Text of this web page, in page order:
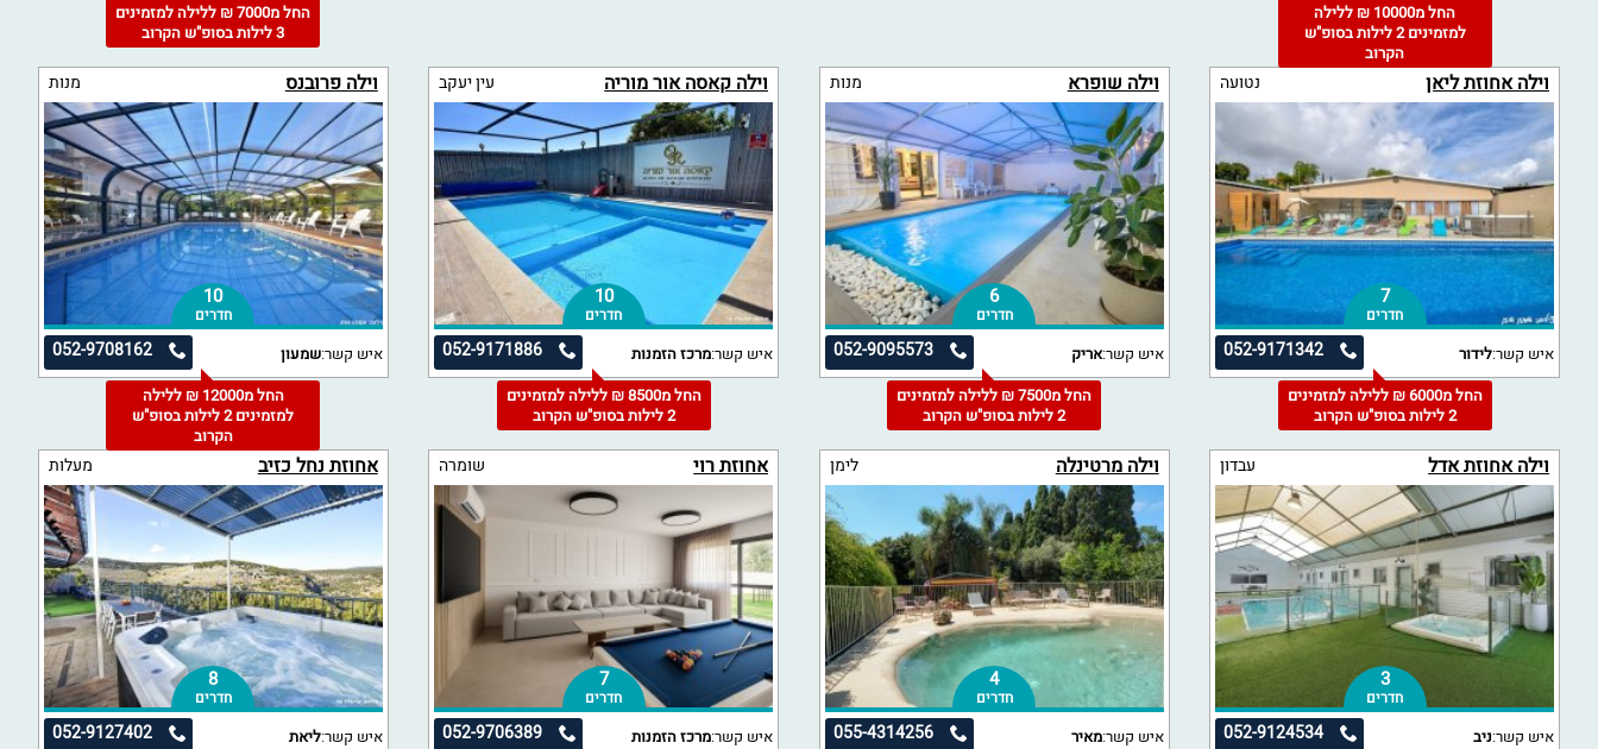
החל מ10000 ₪ ללילה
למזמינים 2 לילות בסופ"ש
הקרוב
החל מ7000 ₪ ללילה למזמינים
3 לילות בסופ"ש הקרוב
וילה אחוזת ליאן נטועה
7
חדרים
052-9171342 איש קשר:לידור
החל מ6000 ₪ ללילה למזמינים
2 לילות בסופ"ש הקרוב
וילה שופרא מנות
6
חדרים
052-9095573 איש קשר:אריק
החל מ7500 ₪ ללילה למזמינים
2 לילות בסופ"ש הקרוב
וילה קאסה אור מוריה עין יעקב
10
חדרים
052-9171886 איש קשר:מרכז הזמנות
החל מ8500 ₪ ללילה למזמינים
2 לילות בסופ"ש הקרוב
וילה פרובנס מנות
10
חדרים
052-9708162 איש קשר:שמעון
החל מ12000 ₪ ללילה
למזמינים 2 לילות בסופ"ש
הקרוב
וילה אחוזת אדל עבדון
3
חדרים
052-9124534 איש קשר:ניב
וילה מרטינלה לימן
4
חדרים
055-4314256 איש קשר:מאיר
אחוזת רוי שומרה
7
חדרים
052-9706389 איש קשר:מרכז הזמנות
אחוזת נחל כזיב מעלות
8
חדרים
052-9127402 איש קשר:ליאת